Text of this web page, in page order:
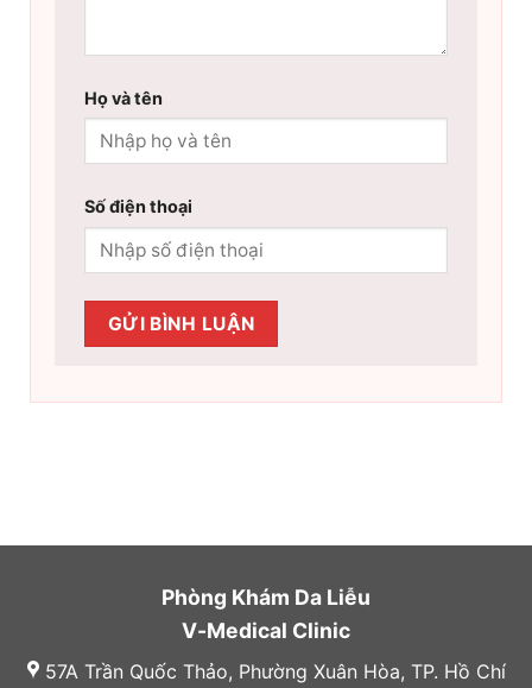
Họ và tên
Số điện thoại
Phòng Khám Da Liễu
V-Medical Clinic
57A Trần Quốc Thảo, Phường Xuân Hòa, TP. Hồ Chí